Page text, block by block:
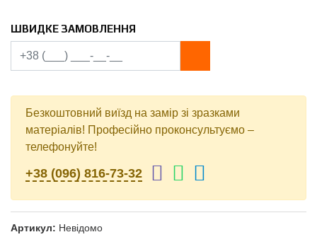
PEMA
Dongbu
Steel
RAL
3005
ШВИДКЕ ЗАМОВЛЕННЯ
Безкоштовний виїзд на замір зі зразками
матеріалів! Професійно проконсультуємо –
телефонуйте!
+38 (096) 816-73-32
Артикул: Невідомо